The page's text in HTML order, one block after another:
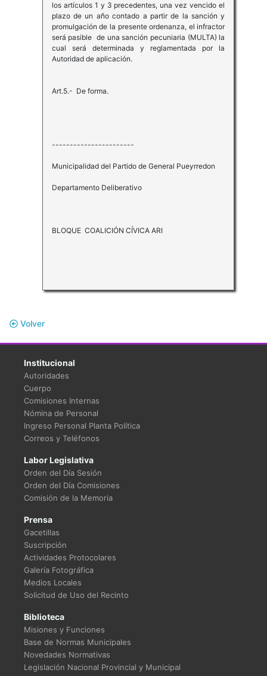
los artículos 1 y 3 precedentes, una vez vencido el
plazo de un año contado a partir de la sanción y
promulgación de la presente ordenanza, el infractor
será pasible de una sanción pecuniaria (MULTA) la
cual será determinada y reglamentada por la
Autoridad de aplicación.
Art.5.- De forma.
-----------------------
Municipalidad del Partido de General Pueyrredon
Departamento Deliberativo
BLOQUE COALICIÓN CÍVICA ARI
Volver
Institucional
Autoridades
Cuerpo
Comisiones Internas
Nómina de Personal
Ingreso Personal Planta Política
Correos y Teléfonos
Labor Legislativa
Orden del Día Sesión
Orden del Día Comisiones
Comisión de la Memoria
Prensa
Gacetillas
Suscripción
Actividades Protocolares
Galería Fotográfica
Medios Locales
Solicitud de Uso del Recinto
Biblioteca
Misiones y Funciones
Base de Normas Municipales
Novedades Normativas
Legislación Nacional Provincial y Municipal